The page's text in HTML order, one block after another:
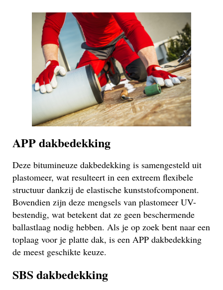
APP dakbedekking
Deze bitumineuze dakbedekking is samengesteld uit
plastomeer, wat resulteert in een extreem flexibele
structuur dankzij de elastische kunststofcomponent.
Bovendien zijn deze mengsels van plastomeer UV-
bestendig, wat betekent dat ze geen beschermende
ballastlaag nodig hebben. Als je op zoek bent naar een
toplaag voor je platte dak, is een APP dakbedekking
de meest geschikte keuze.
SBS dakbedekking